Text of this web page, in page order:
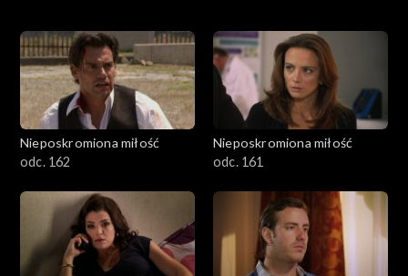
Nieposkromiona miłość
odc. 162
Nieposkromiona miłość
odc. 161